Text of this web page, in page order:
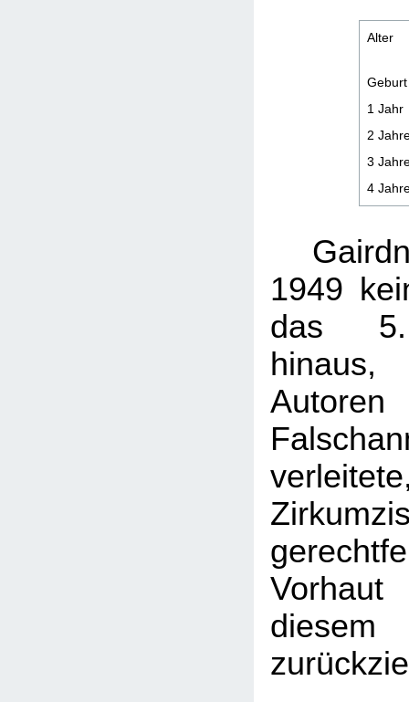
Alter
Geburt
1 Jahr
2
3
4
1949
das 5.